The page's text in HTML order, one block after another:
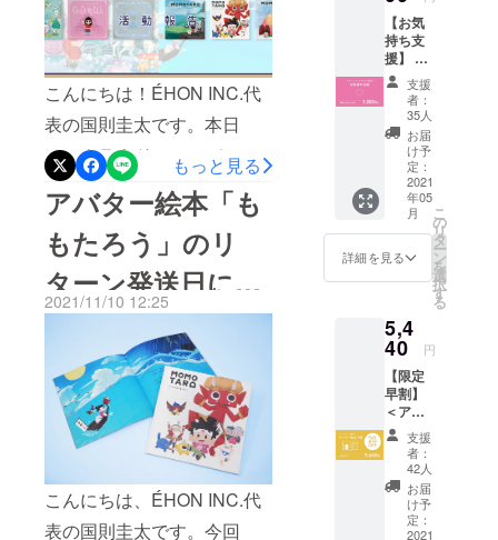
回の寄贈では、「絵本の読
み聞かせによって親子コ
ミュニケーションの活性化
をはかりたい」という
ÉHON INC.の考えを伝え、
直接対面での寄贈を実施。
リトルワンズ代表の小山訓
久さまへアバター絵本100冊
分の目録パネルを手渡しで
寄贈。「“敢えて手渡しで絵
ルワンズ記念対談」という
形でオンライン配信をいた
しました。こちらの様子
は、ÉHON INC.公式
YouTubeチャンネルにアッ
プしているので、ご覧くだ
トhttps://ehon-
inc.jp/ーーーーーーーーーー
ーー今後は、大手企業との
コラボレーションやSNS戦
略などを積極的に行って、
「アバター絵本」の認知の
拡大、「3Dアバター絵本作
成システム」のパーツの増
加といった絵本自体のクオ
リティ向上に注力。そし
て、今よりもっと多くの子
どもたちに「絵本の世界に
入り込む」体験を楽しんで
もらい、たくさんの笑顔を
作り出していきます！想い
を込めた絵本を大切な人に
贈り、その人の笑顔が、ま
「シンデレラ」。そして本
日11月16日に「ももたろ
う」。それぞれのリターン
の発送を開始いたしまし
た。絵本のギフトコード
（URL）をメールでお送り
しておりますので、そちら
から絵本カスタムページへ
入り、アバターを作成して
くださいませ。当初の予定
より大幅に遅れ、ご支援い
ただいたみなさまに多大な
ご迷惑をおかけしたこと、
心より深くお詫び申し上げ
ます。お待たせしてしまっ
た分、アバター絵本システ
ムと絵本自体のクオリティ
した
こんにちは！ÉHON INC.代
表の国則圭太です。本日
は、クラウドファンディン
グでご支援いただいた「あ
なたに代わってアバター絵
本を全国の子どもたちへプ
レゼント」、「10口集まれ
ば贈れる みんなで協力し
て子どもたちへ絵本をプレ
ゼント」のふたつのリター
ンについて、ご報告をいた
します。本題に入る前に、
双方のリターンについてク
ラウドファンディングが終
了してから長い期間ご報告
もっと見る
アバター絵本「も
もたろう」のリ
ターン発送日につ
いてのご報告
2021/11/10 12:25
こんにちは、ÉHON INC.代
表の国則圭太です。今回
仲間に”入っ
て”いただく
ことで、
あなたの物
語の絵本の
中へ”入れ
る”ことがで
あなたの大
切な想い
と違う所か
ら届けま
そう、絵本
の中から。
なれる
アバ
ター絵
本」を
届けた
いで
す。み
なさま
の温か
いお気
持ちを
集め
て、子
ども達
へ絵本
きま
す。ぜ
ひご支
援のほ
どよろ
しくお
願いし
ます。
＜リ
ターン
内容＞
●心をこ
【お気
持ち支
援】 本
プロ
ジェク
トに共
感し、
ただた
だご支
援いた
だける
という
方はこ
ちらを
お選び
くださ
支援い
ただい
た資金
は、本
プロ
ジェク
トの絵
本制作
費・シ
ステム
開発費
として
支援
者：
35人
お届
け予
定：
2021
年05
月
詳細を見る
こ
の
リ
タ
ー
ン
を
選
択
す
る
5,4
40 円
【限定
早割】
＜アバ
ター絵
本1冊
（20%
OFFギ
フト
コード
付）＞
支援
者：
42人
お届
け予
定：
2021